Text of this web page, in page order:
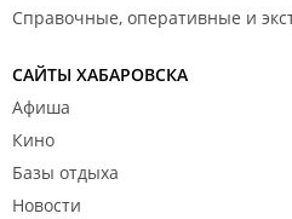
Справочные, оперативные и
САЙТЫ ХАБАРОВСКА
Афиша
Кино
Базы отдыха
Новости